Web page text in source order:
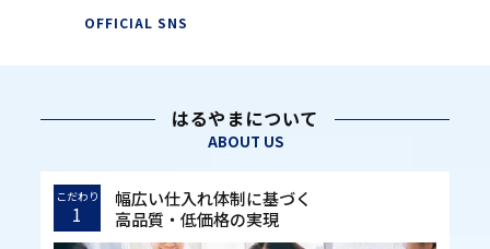
OFFICIAL SNS
はるやまについて
ABOUT US
こだわり
1
幅広い仕入れ体制に基づく
高品質・低価格の実現